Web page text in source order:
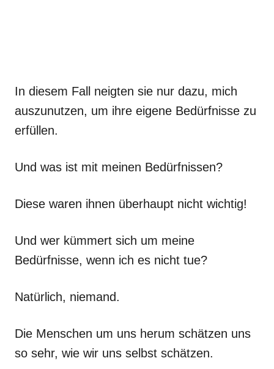
In diesem Fall neigten sie nur dazu, mich
auszunutzen, um ihre eigene Bedürfnisse zu
erfüllen.
Und was ist mit meinen Bedürfnissen?
Diese waren ihnen überhaupt nicht wichtig!
Und wer kümmert sich um meine
Bedürfnisse, wenn ich es nicht tue?
Natürlich, niemand.
Die Menschen um uns herum schätzen uns
so sehr, wie wir uns selbst schätzen.